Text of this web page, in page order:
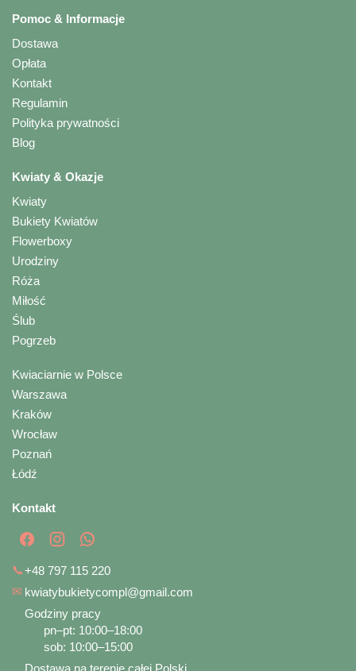
Pomoc & Informacje
Dostawa
Opłata
Kontakt
Regulamin
Polityka prywatności
Blog
Kwiaty & Okazje
Kwiaty
Bukiety Kwiatów
Flowerboxy
Urodziny
Róża
Miłość
Ślub
Pogrzeb
Kwiaciarnie w Polsce
Warszawa
Kraków
Wrocław
Poznań
Łódź
Kontakt
📞+48 797 115 220
✉ kwiatybukietycompl@gmail.com
Godziny pracy
pn–pt: 10:00–18:00
sob: 10:00–15:00
Dostawa na terenie całej Polski